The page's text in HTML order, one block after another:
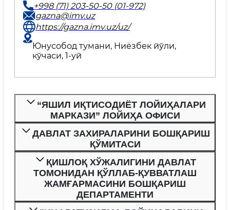
+998 (71) 203-50-50 (01-972)
gazna@imv.uz
https://gazna.imv.uz/uz/
Юнусобод тумани, Ниёзбек йўли,
кўчаси, 1-уй
“ЯШИЛ ИҚТИСОДИЁТ ЛОЙИҲАЛАРИ
МАРКАЗИ” ЛОЙИҲА ОФИСИ
ДАВЛАТ ЗАХИРАЛАРИНИ БОШҚАРИШ
ҚЎМИТАСИ
ҚИШЛОҚ ХЎЖАЛИГИНИ ДАВЛАТ
ТОМОНИДАН ҚЎЛЛАБ-ҚУВВАТЛАШ
ЖАМҒАРМАСИНИ БОШҚАРИШ
ДЕПАРТАМЕНТИ